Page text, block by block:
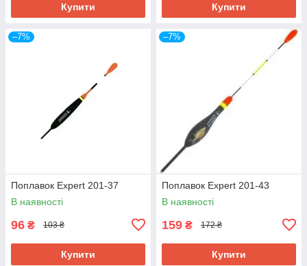
Купити Купити
–7%
Поплавок Expert 201-37
В наявності
96 ₴ 103 ₴
Купити
–7%
Поплавок Expert 201-43
В наявності
159 ₴ 172 ₴
Купити